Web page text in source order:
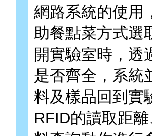
網路系統的使用
助餐點菜方式選
開實驗室時，透
是否齊全，系統
料及樣品回到實
RFID的讀取距